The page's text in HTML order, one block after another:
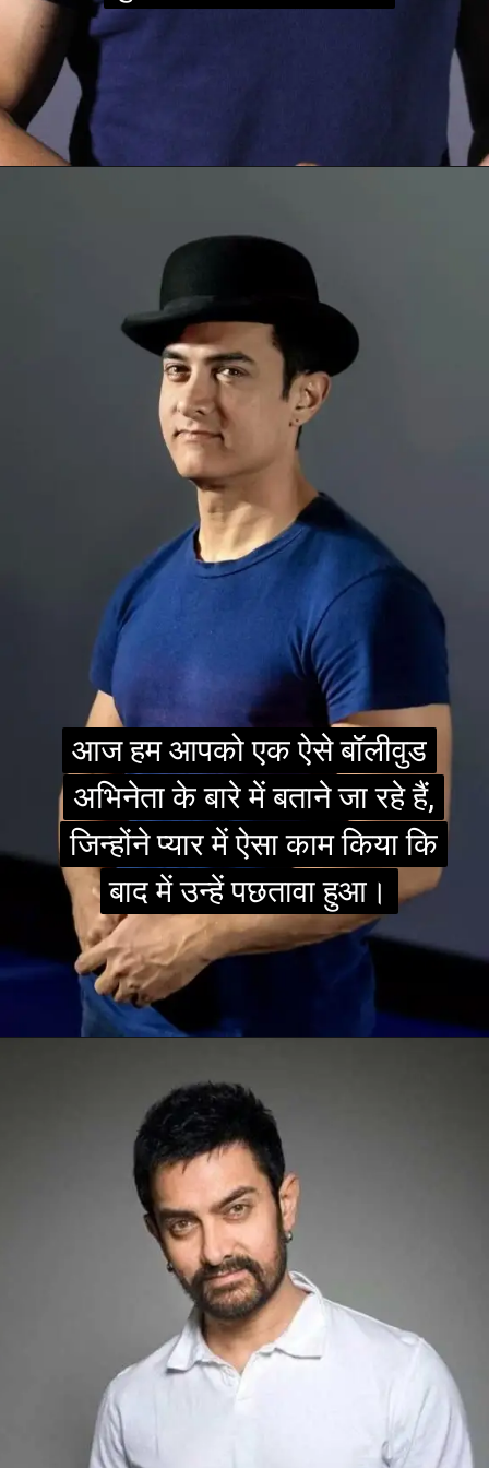
आज हम आपको एक ऐसे बॉलीवुड
अभिनेता के बारे में बताने जा रहे हैं,
जिन्होंने प्यार में ऐसा काम किया कि
बाद में उन्हें पछतावा हुआ।
आज हम आपको एक ऐसे बॉलीवुड
अभिनेता के बारे में बताने जा रहे हैं,
जिन्होंने प्यार में ऐसा काम किया कि
बाद में उन्हें पछतावा हुआ।